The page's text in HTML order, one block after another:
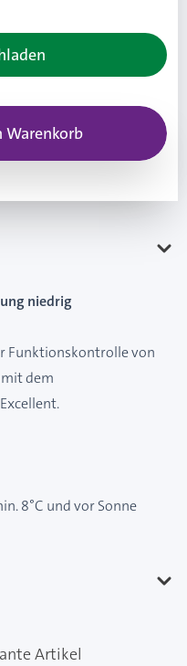
Warenkorb
niedrig
Funktionskontrolle von
dem
8°C und vor Sonne
Artikel